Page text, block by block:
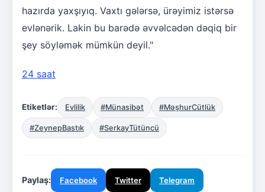
hazırda yaxşıyıq. Vaxtı gələrsə, ürəyimiz istərsə
evlənərik. Lakin bu barədə əvvəlcədən dəqiq bir
şey söyləmək mümkün deyil."
24 saat
Etiketlər: Evlilik #Münasibət #MəşhurCütlük
#ZeynepBastık #SerkayTütüncü
Paylaş: Facebook Twitter Telegram